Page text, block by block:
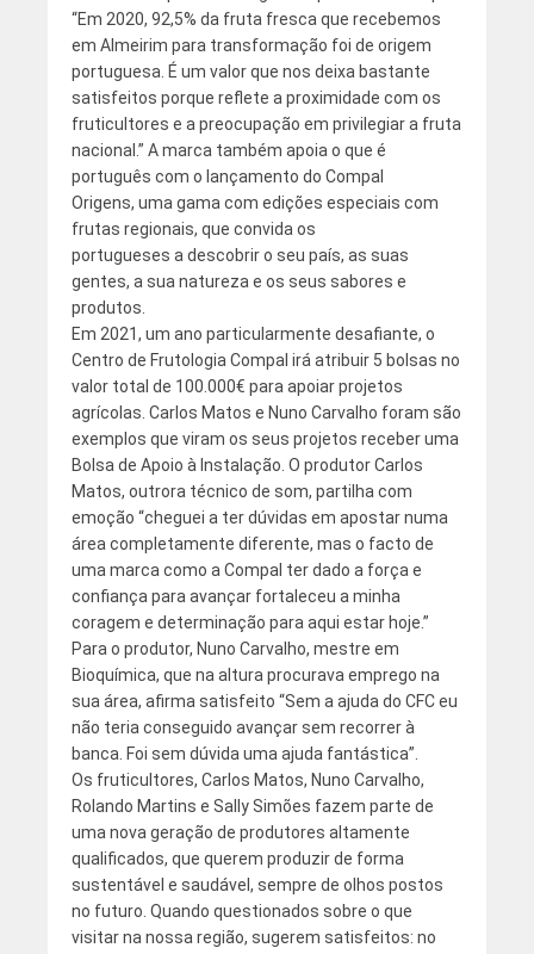
“Em 2020, 92,5% da fruta fresca que recebemos
em Almeirim para transformação foi de origem
portuguesa. É um valor que nos deixa bastante
satisfeitos porque reflete a proximidade com os
fruticultores e a preocupação em privilegiar a fruta
nacional.” A marca também apoia o que é
português com o lançamento do Compal
Origens, uma gama com edições especiais com
frutas regionais, que convida os
portugueses a descobrir o seu país, as suas
gentes, a sua natureza e os seus sabores e
produtos.
Em 2021, um ano particularmente desafiante, o
Centro de Frutologia Compal irá atribuir 5 bolsas no
valor total de 100.000€ para apoiar projetos
agrícolas. Carlos Matos e Nuno Carvalho foram são
exemplos que viram os seus projetos receber uma
Bolsa de Apoio à Instalação. O produtor Carlos
Matos, outrora técnico de som, partilha com
emoção “cheguei a ter dúvidas em apostar numa
área completamente diferente, mas o facto de
uma marca como a Compal ter dado a força e
confiança para avançar fortaleceu a minha
coragem e determinação para aqui estar hoje.”
Para o produtor, Nuno Carvalho, mestre em
Bioquímica, que na altura procurava emprego na
sua área, afirma satisfeito “Sem a ajuda do CFC eu
não teria conseguido avançar sem recorrer à
banca. Foi sem dúvida uma ajuda fantástica”.
Os fruticultores, Carlos Matos, Nuno Carvalho,
Rolando Martins e Sally Simões fazem parte de
uma nova geração de produtores altamente
qualificados, que querem produzir de forma
sustentável e saudável, sempre de olhos postos
no futuro. Quando questionados sobre o que
visitar na nossa região, sugerem satisfeitos: no